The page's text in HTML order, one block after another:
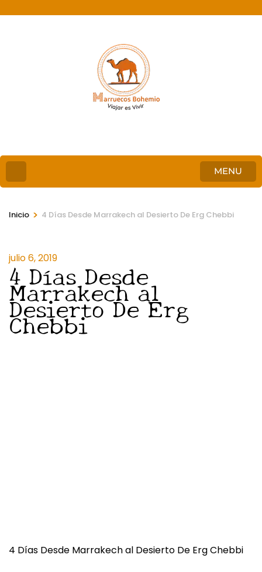
MENU
Inicio > 4 Días Desde Marrakech al Desierto De Erg Chebbi
julio 6, 2019
4 Días Desde
Marrakech al
Desierto De Erg
Chebbi
4 Días Desde Marrakech al Desierto De Erg Chebbi